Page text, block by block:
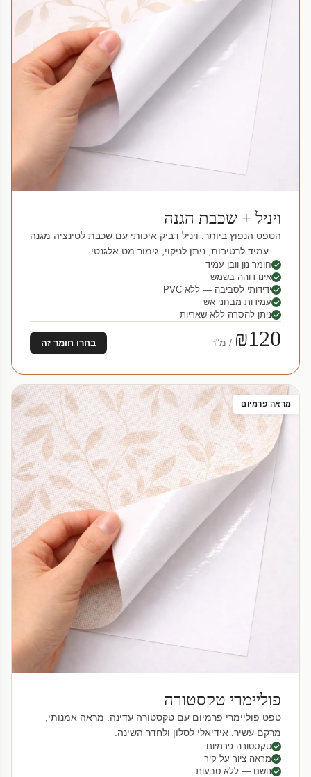
ויניל + שכבת הגנה
הטפט הנפוץ ביותר. ויניל דביק איכותי עם שכבת לטינציה מגנה
— עמיד לרטיבות, ניתן לניקוי, גימור מט אלגנטי.
חומר נון-וובן עמיד
אינו דוהה בשמש
ידידותי לסביבה — ללא PVC
עמידות מבחני אש
ניתן להסרה ללא שאריות
₪120 / מ"ר בחרו חומר זה
מראה פרמיום
פוליימרי טקסטורה
טפט פוליימרי פרמיום עם טקסטורה עדינה. מראה אמנותי,
מרקם עשיר. אידיאלי לסלון ולחדר השינה.
טקסטורה פרמיום
מראה ציור על קיר
נושם — ללא טבעות